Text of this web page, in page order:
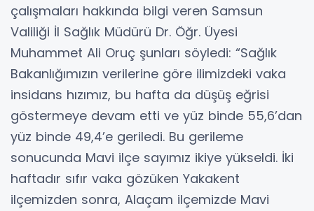
çalışmaları hakkında bilgi veren Samsun
Valiliği İl Sağlık Müdürü Dr. Öğr. Üyesi
Muhammet Ali Oruç şunları söyledi: “Sağlık
Bakanlığımızın verilerine göre ilimizdeki vaka
insidans hızımız, bu hafta da düşüş eğrisi
göstermeye devam etti ve yüz binde 55,6’dan
yüz binde 49,4’e geriledi. Bu gerileme
sonucunda Mavi ilçe sayımız ikiye yükseldi. İki
haftadır sıfır vaka gözüken Yakakent
ilçemizden sonra, Alaçam ilçemizde Mavi